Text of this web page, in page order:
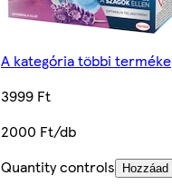
A kategória többi terméke
3999 Ft
2000 Ft/db
Quantity controls
Hozzáad